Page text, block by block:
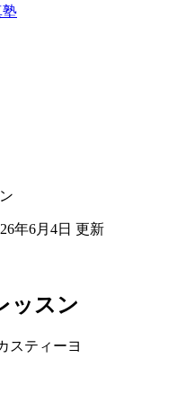
塾
年6月4日 更新
ッスン
スティーヨ